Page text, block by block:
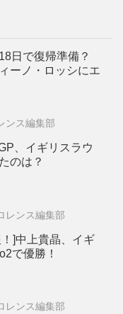
日で復帰準備？
ーノ・ロッシにエ
ンス編集部
、イギリスラウ
のは？
レンス編集部
]中上貴晶、イギ
で優勝！
レンス編集部